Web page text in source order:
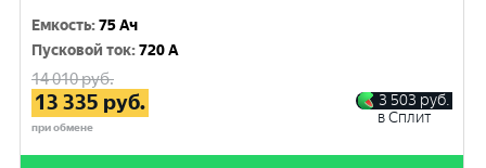
Емкость:75 Ач
Пусковой ток:720 A
14 010руб.
13 335 руб.
при обмене
3 503 руб.
в Сплит